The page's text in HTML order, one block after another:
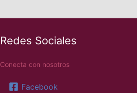
Redes Sociales
Conecta con nosotros
Facebook